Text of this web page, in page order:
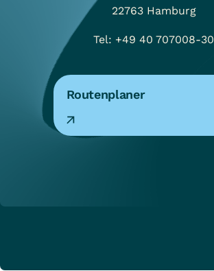
22763 Hamburg
Tel: +49 40 707008-30
Routenplaner